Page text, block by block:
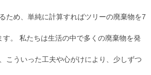
ため、単純に計算すればツリーの廃棄物を7
。 私たちは生活の中で多くの廃棄物を発
こういった工夫や心がけにより、少しずつ